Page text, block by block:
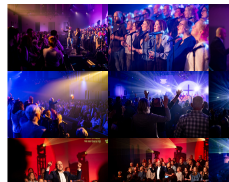
Dirigent Gospelgroep
Young Spirit
School project
Programma Showband
DOS
Zangleider
openluchtdienst